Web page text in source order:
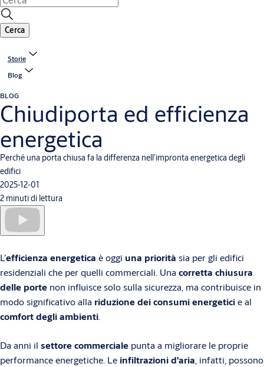
Cerca
Storie
Blog
BLOG
Chiudiporta ed efficienza
energetica
Perché una porta chiusa fa la differenza nell’impronta energetica degli
edifici
2025-12-01
2 minuti di lettura
L’efficienza energetica è oggi una priorità sia per gli edifici
residenziali che per quelli commerciali. Una corretta chiusura
delle porte non influisce solo sulla sicurezza, ma contribuisce in
modo significativo alla riduzione dei consumi energeticie al
comfort degli ambienti.
Da anni il settore commerciale punta a migliorare le proprie
performance energetiche. Le infiltrazioni d’aria, infatti, possono